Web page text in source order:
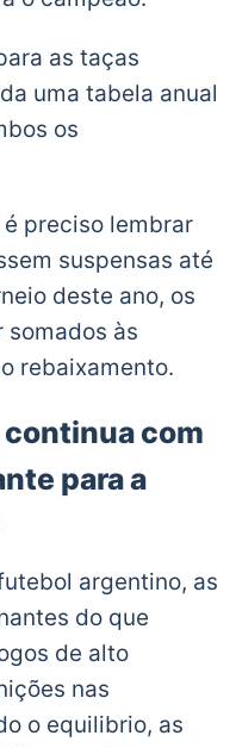
as taças
uma tabela anual
os
preciso lembrar
suspensas até
deste ano, os
somados às
rebaixamento.
com
para a
argentino, as
do que
de alto
nas
o equilibrio, as